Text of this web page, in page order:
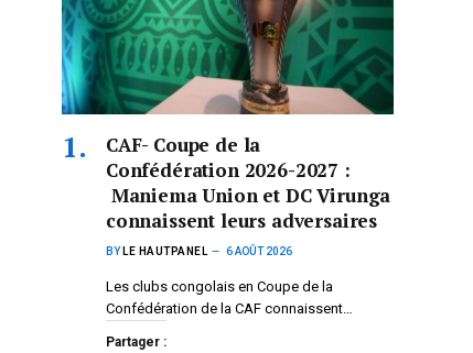
CAF- Coupe de la
Confédération 2026-2027 :
Maniema Union et DC Virunga
connaissent leurs adversaires
BY LE HAUTPANEL 6 AOÛT 2026
Les clubs congolais en Coupe de la
Confédération de la CAF connaissent…
Partager :